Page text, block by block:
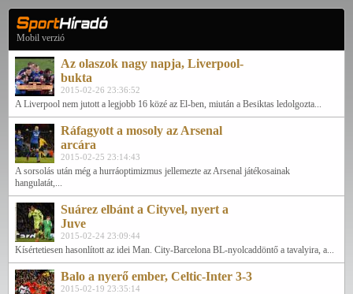
Mobil verzió
Az olaszok nagy napja, Liverpool-
bukta
2015-02-26 23:36:52
A Liverpool nem jutott a legjobb 16 közé az El-ben, miután a Besiktas ledolgozta...
Ráfagyott a mosoly az Arsenal
arcára
2015-02-25 23:14:43
A sorsolás után még a hurráoptimizmus jellemezte az Arsenal játékosainak
hangulatát,...
Suárez elbánt a Cityvel, nyert a
Juve
2015-02-24 23:09:44
Kísértetiesen hasonlított az idei Man. City-Barcelona BL-nyolcaddöntő a tavalyira, a...
Balo a nyerő ember, Celtic-Inter 3-3
2015-02-19 23:35:14